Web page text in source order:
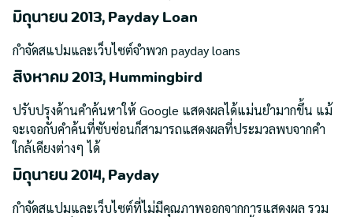
มิถุนายน 2013, Payday Loan
กำจัดสแปมและเว็บไซต์จำพวก payday loans
สิงหาคม 2013, Hummingbird
ปรับปรุงด้านคำค้นหาให้ Google แสดงผลได้แม่นยำมากขึ้น แม้
จะเจอกับคำค้นที่ซับซ่อนก็สามารถแสดงผลที่ประมวลพบจากคำ
ใกล้เคียงต่างๆ ได้
มิถุนายน 2014, Payday
กำจัดสแปมและเว็บไซต์ที่ไม่มีคุณภาพออกจากการแสดงผล รวม